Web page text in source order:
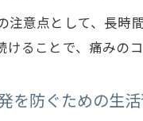
注意点として、長時
けることで、痛みの
を防ぐための生